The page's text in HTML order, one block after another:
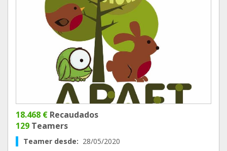
18.468 € Recaudados
129 Teamers
Teamer desde: 28/05/2020